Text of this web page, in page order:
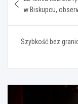
wpisu
w Biskupcu,
Szybkość bez